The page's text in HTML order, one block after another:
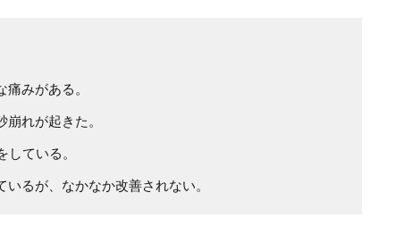
みがある。
れが起きた。
ている。
るが、なかなか改善されない。